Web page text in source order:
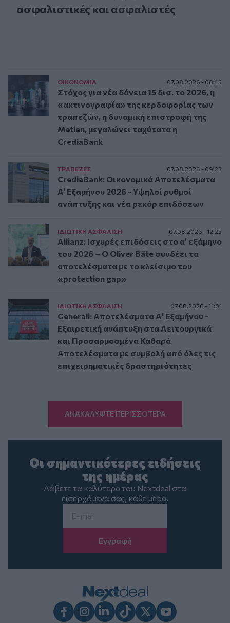
ασφαλιστικές και ασφαλιστές
ΟΙΚΟΝΟΜΙΑ 07.08.2026 - 08:45
Στόχος για νέα δάνεια 15 δισ. το 2026, η
«ακτινογραφία» της κερδοφορίας των
τραπεζών, η δυναμική επιστροφή της
Metlen, μεγαλώνει ταχύτατα η
CrediaBank
ΤΡAΠΕΖΕΣ 07.08.2026 - 09:23
CrediaBank: Οικονομικά Αποτελέσματα
A’ Εξαμήνου 2026 - Υψηλοί ρυθμοί
ανάπτυξης και νέα ρεκόρ επιδόσεων
ΙΔΙΩΤΙΚΗ ΑΣΦAΛΙΣΗ 07.08.2026 - 12:25
Allianz: Ισχυρές επιδόσεις στο α’ εξάμηνο
του 2026 – Ο Oliver Bäte συνδέει τα
αποτελέσματα με το κλείσιμο του
«protection gap»
ΙΔΙΩΤΙΚΗ ΑΣΦAΛΙΣΗ 07.08.2026 - 11:01
Generali: Αποτελέσματα Α' Εξαμήνου -
Εξαιρετική ανάπτυξη στα Λειτουργικά
και Προσαρμοσμένα Καθαρά
Αποτελέσματα με συμβολή από όλες τις
επιχειρηματικές δραστηριότητες
ΑΝΑΚΑΛΥΨΤΕ ΠΕΡΙΣΣΟΤΕΡΑ
Οι σημαντικότερες ειδήσεις
της ημέρας
Λάβετε τα καλύτερα του Nextdeal στα
εισερχόμενά σας, κάθε μέρα.